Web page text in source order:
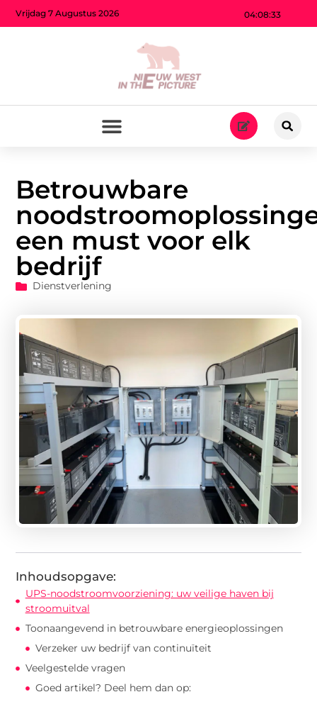
04:08:35
Vrijdag 7 Augustus 2026
Betrouwbare
een must voor elk
bedrijf
Dienstverlening
Inhoudsopgave:
UPS-noodstroomvoorziening: uw veilige haven bij
stroomuitval
Toonaangevend in betrouwbare energieoplossingen
Verzeker uw bedrijf van continuïteit
Veelgestelde vragen
Goed artikel? Deel hem dan op: